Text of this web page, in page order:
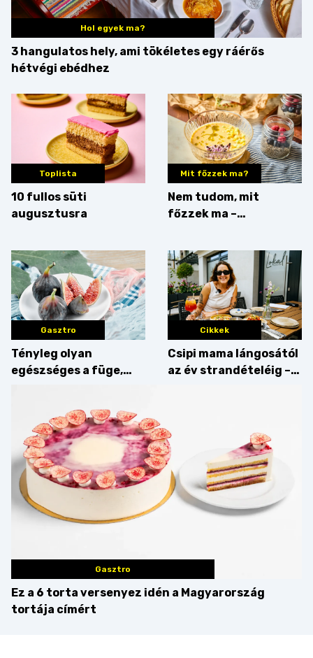
Hol egyek ma?
3 hangulatos hely, ami tökéletes egy ráérős
hétvégi ebédhez
Toplista
10 fullos süti
augusztusra
Mit főzzek ma?
Nem tudom, mit
főzzek ma –
Gasztro
Tényleg olyan
egészséges a füge,
Cikkek
Csipi mama lángosától
az év strandételéig –
Gasztro
Ez a 6 torta versenyez idén a Magyarország
tortája címért